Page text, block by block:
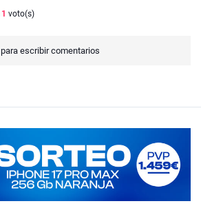
1 voto(s)
para escribir comentarios